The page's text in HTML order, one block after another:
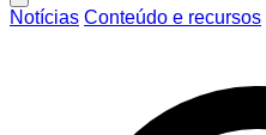
Notícias Conteúdo e recursos